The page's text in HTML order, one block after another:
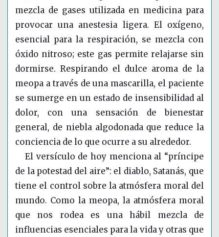
mezcla de gases utilizada en medicina para
provocar una anestesia ligera. El oxígeno,
esencial para la respiración, se mezcla con
óxido nitroso; este gas permite relajarse sin
dormirse. Respirando el dulce aroma de la
meopa a través de una mascarilla, el paciente
se sumerge en un estado de insensibilidad al
dolor, con una sensación de bienestar
general, de niebla algodonada que reduce la
conciencia de lo que ocurre a su alrededor.
El versículo de hoy menciona al “príncipe
de la potestad del aire”: el diablo, Satanás, que
tiene el control sobre la atmósfera moral del
mundo. Como la meopa, la atmósfera moral
que nos rodea es una hábil mezcla de
influencias esenciales para la vida y otras que